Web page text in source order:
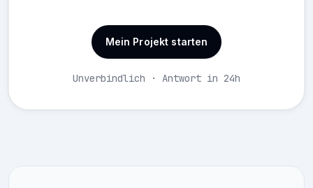
Mein Projekt starten
Unverbindlich · Antwort in 24h